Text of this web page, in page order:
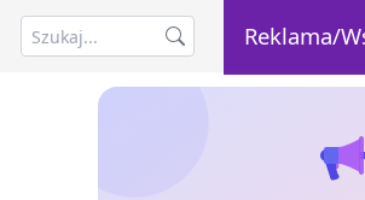
Reklama/